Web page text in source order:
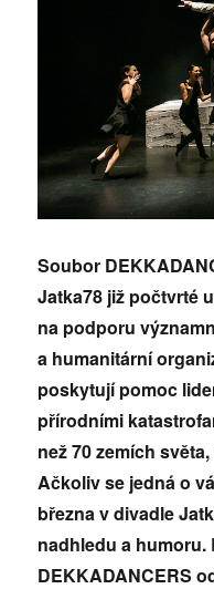
Soubor
Jatka78 již počtvrté
na podporu
a humanitární
poskytují pomoc
přírodními
než 70 zemích
Ačkoliv se jedná o
března v divadle
nadhledu a humoru.
DEKKADANCERS